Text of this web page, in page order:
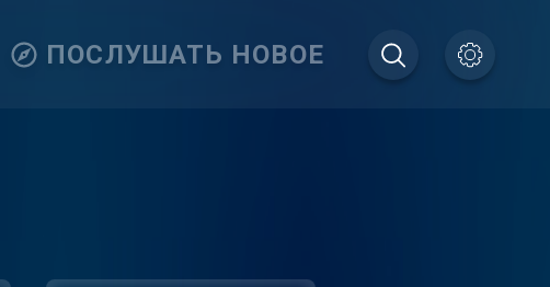
ПОСЛУШАТЬ НОВОЕ